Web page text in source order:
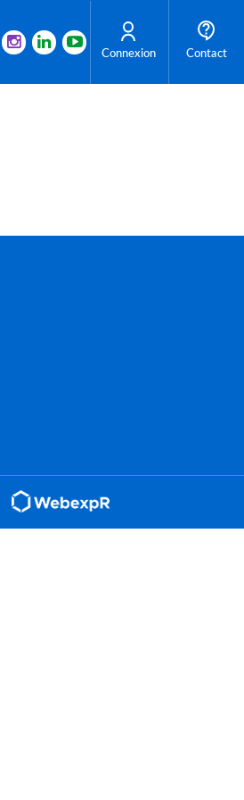
Connexion Contact